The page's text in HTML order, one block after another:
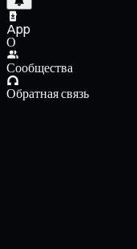
App
О
Сообщества
Обратная связь